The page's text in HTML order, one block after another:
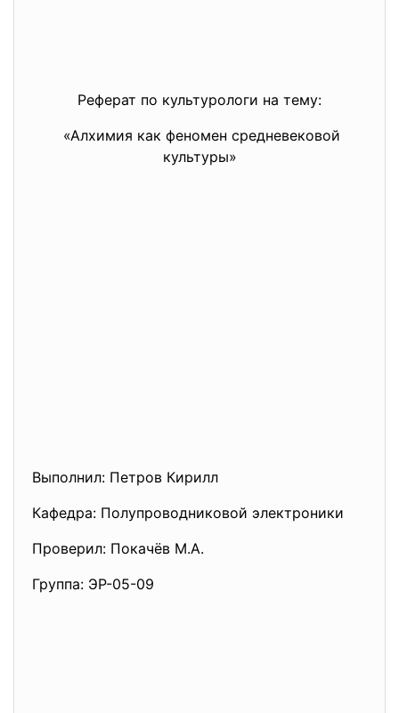
Реферат по культурологи на тему:
«Алхимия как феномен средневековой
культуры»
Выполнил: Петров Кирилл
Кафедра: Полупроводниковой электроники
Проверил: Покачёв М.А.
Группа: ЭР-05-09